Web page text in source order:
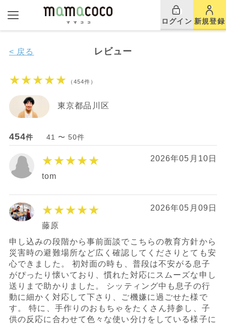
ログイン 新規登録
レビュー
< 戻る
★★★★★ （454件）
東京都品川区
454件 41 〜 50件
★★★★★ 2026年05月10日
tom
★★★★★ 2026年05月09日
藤原
申し込みの段階から事前面談でこちらの教育方針から
災害時の避難場所など広く確認してくださりとても安
心できました。 初対面の時も、普段は不安がる息子
がぴったり懐いており、慣れた対応にスムーズな申し
送りまで助かりました。 シッティング中も息子の行
動に細かく対応して下さり、ご機嫌に過ごせた様で
す。 特に、手作りのおもちゃをたくさん持参し、子
供の反応に合わせて色々な使い分けをしている様子に